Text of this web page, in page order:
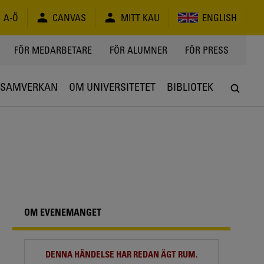
A-Ö CANVAS MITT KAU ENGLISH
FÖR MEDARBETARE FÖR ALUMNER FÖR PRESS
SAMVERKAN OM UNIVERSITETET BIBLIOTEK
OM EVENEMANGET
DENNA HÄNDELSE HAR REDAN ÄGT RUM.